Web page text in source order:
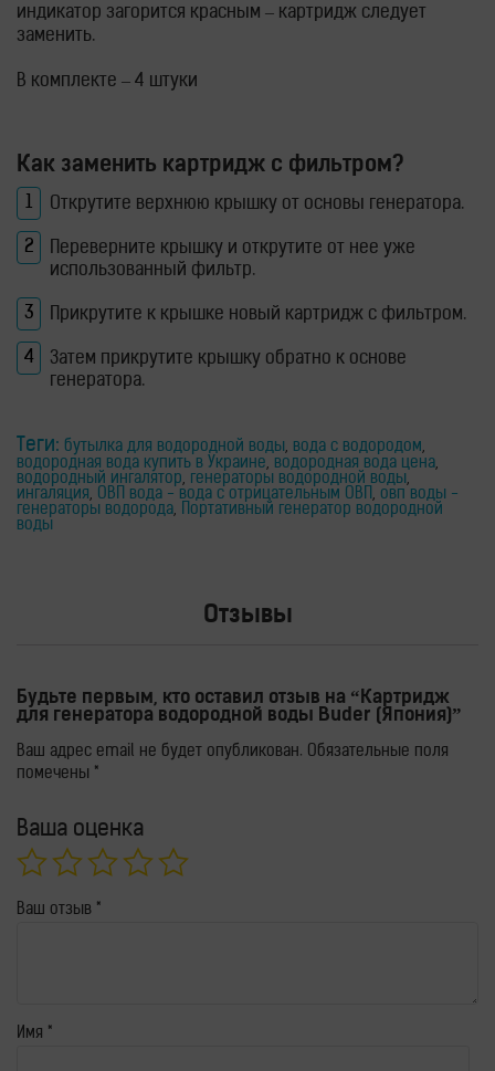
индикатор загорится красным – картридж следует
заменить.
В комплекте – 4 штуки
Как заменить картридж с фильтром?
Открутите верхнюю крышку от основы генератора.
Переверните крышку и открутите от нее уже
использованный фильтр.
Прикрутите к крышке новый картридж с фильтром.
Затем прикрутите крышку обратно к основе
генератора.
Теги: бутылка для водородной воды, вода с водородом,
водородная вода купить в Украине, водородная вода цена,
водородный ингалятор, генераторы водородной воды,
ингаляция, ОВП вода - вода с отрицательным ОВП , овп воды -
генераторы водорода,
Портативный генератор водородной
воды
Отзывы
Будьте первым, кто оставил отзыв на “Картридж
для генератора водородной воды Buder (Япония)”
Ваш адрес email не будет опубликован. Обязательные поля
помечены *
Ваша оценка
Ваш отзыв *
Имя *